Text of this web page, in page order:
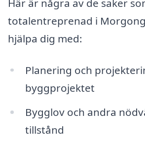
Här är några av de saker
totalentreprenad i
hjälpa dig med:
Planering och
byggprojektet
Bygglov och andra
tillstånd